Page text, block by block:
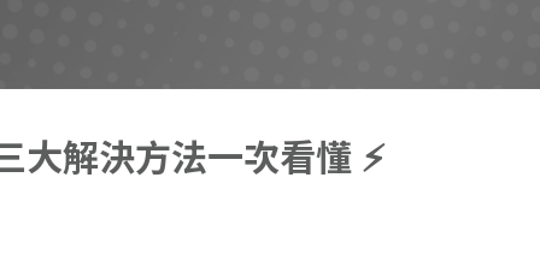
解決方法一次看懂 ⚡️